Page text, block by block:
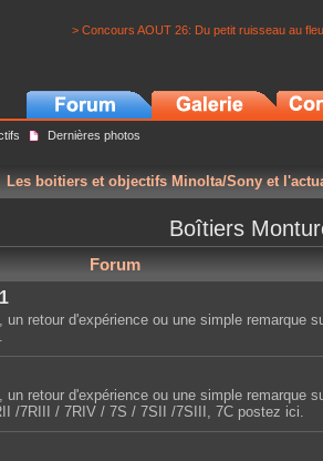
> Concours AOUT 26: Du petit ruisseau au
Dernières photos
Les boitiers et objectifs Minolta/Sony et
Boîtiers
Forum
un retour d'expérience ou une simple remarque
un retour d'expérience ou une simple remarque
/7RIII / 7RIV / 7S / 7SII /7SIII, 7C postez ici.